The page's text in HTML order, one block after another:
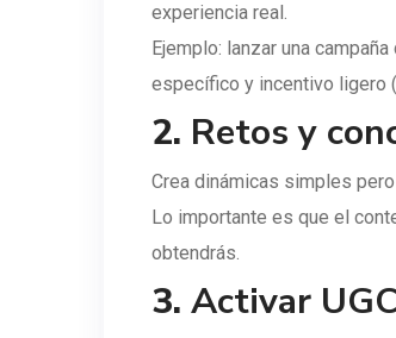
experiencia real.
Ejemplo: lanzar una
específico y incentivo ligero
2. Retos y
Crea dinámicas simples
Lo importante es que el
obtendrás.
3. Activar